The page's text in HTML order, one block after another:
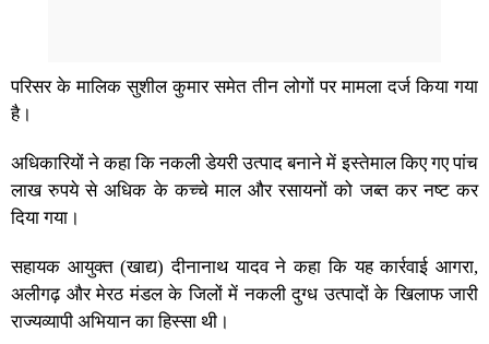
परिसर के मालिक सुशील कुमार समेत तीन लोगों पर मामला दर्ज किया गया
है।
अधिकारियों ने कहा कि नकली डेयरी उत्पाद बनाने में इस्तेमाल किए गए पांच
लाख रुपये से अधिक के कच्चे माल और रसायनों को जब्त कर नष्ट कर
दिया गया।
सहायक आयुक्त (खाद्य) दीनानाथ यादव ने कहा कि यह कार्रवाई आगरा,
अलीगढ़ और मेरठ मंडल के जिलों में नकली दुग्ध उत्पादों के खिलाफ जारी
राज्यव्यापी अभियान का हिस्सा थी।